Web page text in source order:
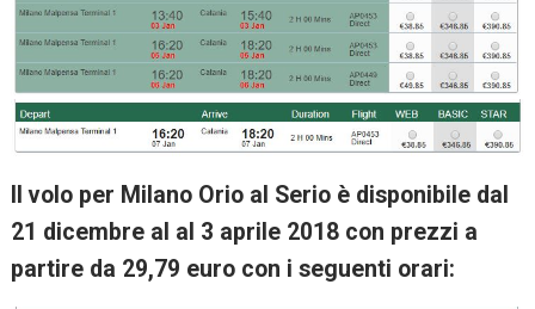
Il volo per Milano Orio al Serio è disponibile dal
21 dicembre al al 3 aprile 2018 con prezzi a
partire da 29,79 euro con i seguenti orari: